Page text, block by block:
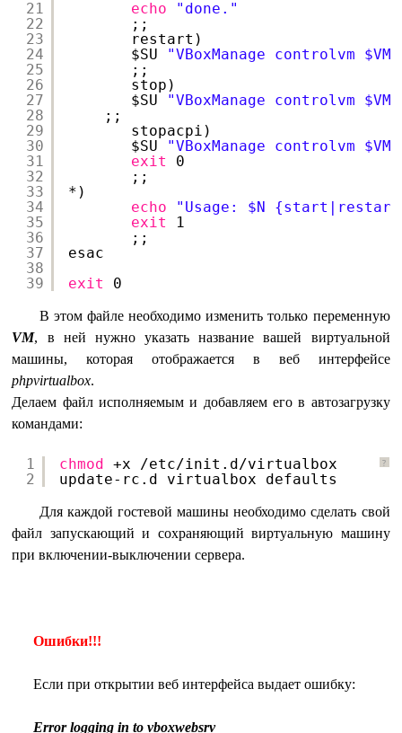
21
22
23
24
25
26
27
28
29
30
31
32
33
34
35
36
37
38
39
echo
"done."
;;
restart)
$SU "VBoxManage controlvm
;;
stop)
$SU "VBoxManage controlvm
;;
stopacpi)
$SU "VBoxManage controlvm
exit
0
;;
*)
echo
"Usage: $N
exit
1
;;
esac
exit
0
В этом файле необходимо изменить только переменную
VM, в ней нужно указать название вашей виртуальной
машины, которая отображается в веб интерфейсе
phpvirtualbox.
Делаем файл исполняемым и добавляем его в автозагрузку
командами:
?
1
2
chmod +x /etc/init .d /virtualbox
update-rc.d virtualbox defaults
Для каждой гостевой машины необходимо сделать свой
файл запускающий и сохраняющий виртуальную машину
при включении-выключении сервера.
Ошибки!!!
Если при открытии веб интерфейса выдает ошибку:
Error logging in to vboxwebsrv